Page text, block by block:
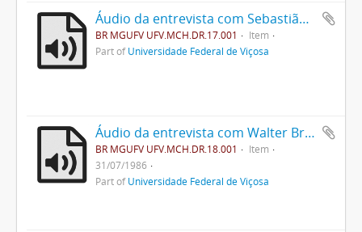
Áudio da entrevista com Sebastião Ferreira da Silva
BR MGUFV UFV.MCH.DR.17.001
Item
Part ofUniversidade Federal de Viçosa
Áudio da entrevista com Walter Brune
BR MGUFV UFV.MCH.DR.18.001
Item
31/07/1986
Part ofUniversidade Federal de Viçosa